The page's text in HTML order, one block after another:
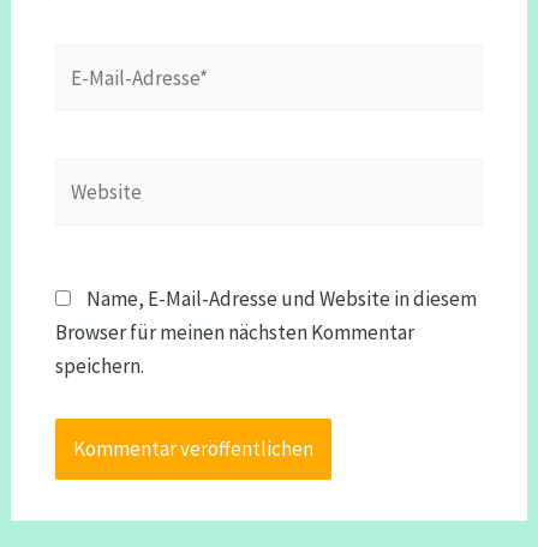
Mail-
Name, E-Mail-Adresse und Website in diesem
Browser für meinen nächsten Kommentar
speichern.